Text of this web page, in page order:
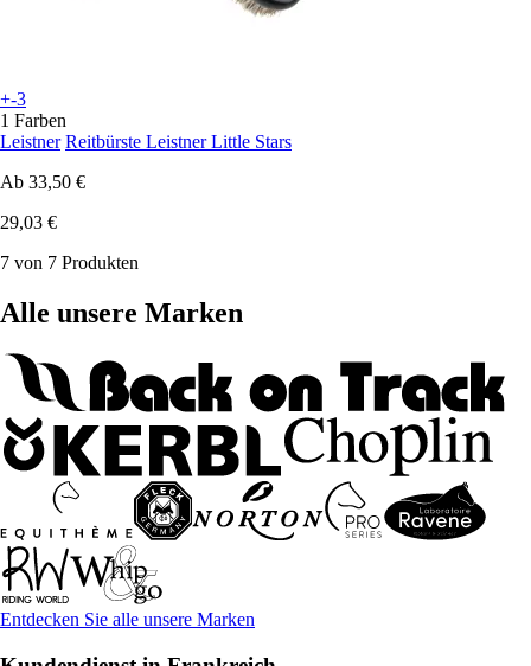
+-3
1 Farben
Leistner Reitbürste Leistner Little Stars
Ab 33,50 €
29,03 €
7 von 7 Produkten
Alle unsere Marken
Entdecken Sie alle unsere Marken